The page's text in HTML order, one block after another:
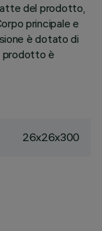
del prodotto,
principale e
è dotato di
prodotto è
26x26x300